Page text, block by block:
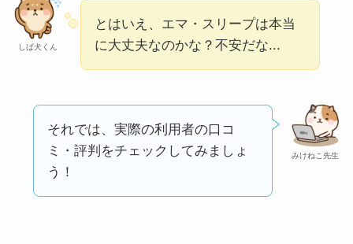
Temuは怪しい？口コ
しば犬くん
とはいえ、エマ・スリープは本当
に大丈夫なのかな？不安だな...
みけねこ先生
それでは、実際の利用者の口コ
ミ・評判をチェックしてみましょ
う！